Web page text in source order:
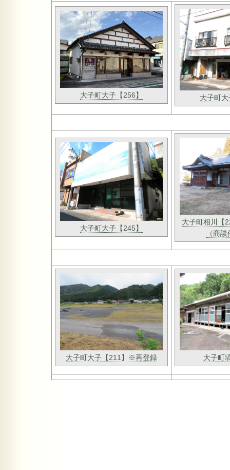
大子町大子【256】 大子町
大子町大子【245】
大子町相川【
（商
大子町大子【211】※再登録 大子町